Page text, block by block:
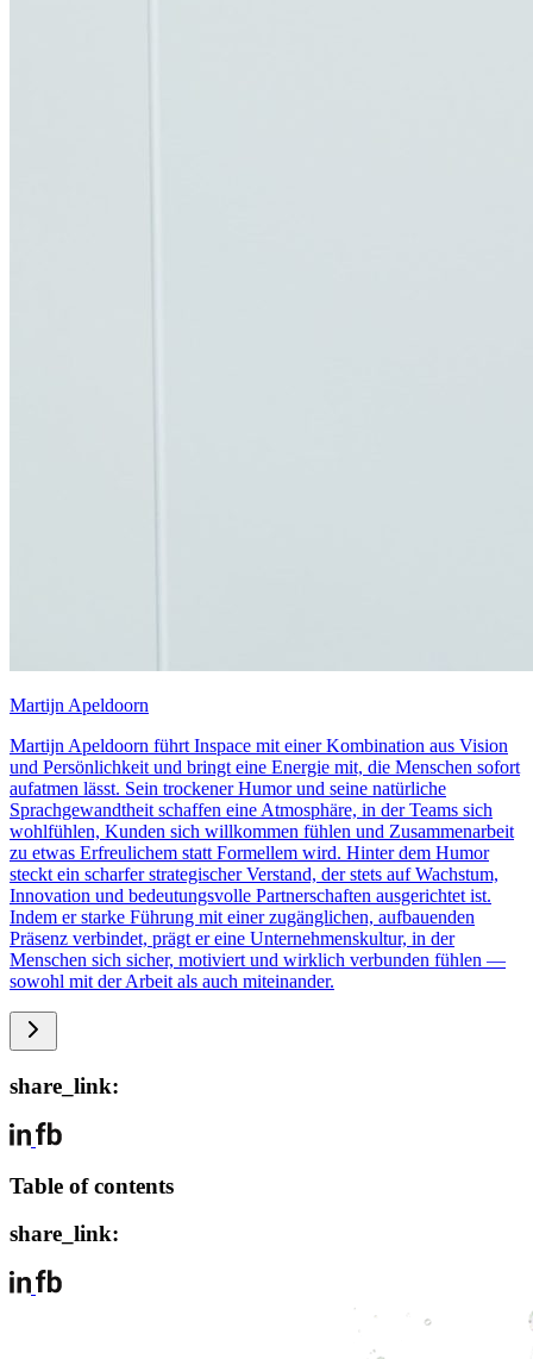
Martijn Apeldoorn
Martijn Apeldoorn führt Inspace mit einer Kombination aus Vision
und Persönlichkeit und bringt eine Energie mit, die Menschen sofort
aufatmen lässt. Sein trockener Humor und seine natürliche
Sprachgewandtheit schaffen eine Atmosphäre, in der Teams sich
wohlfühlen, Kunden sich willkommen fühlen und Zusammenarbeit
zu etwas Erfreulichem statt Formellem wird. Hinter dem Humor
steckt ein scharfer strategischer Verstand, der stets auf Wachstum,
Innovation und bedeutungsvolle Partnerschaften ausgerichtet ist.
Indem er starke Führung mit einer zugänglichen, aufbauenden
Präsenz verbindet, prägt er eine Unternehmenskultur, in der
Menschen sich sicher, motiviert und wirklich verbunden fühlen —
sowohl mit der Arbeit als auch miteinander.
share_link:
Table of contents
share_link: